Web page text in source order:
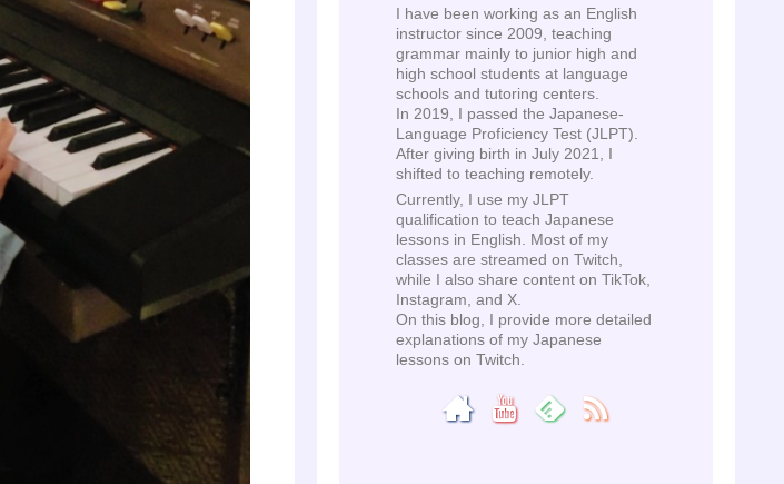
I have been working as an English
instructor since 2009, teaching
grammar mainly to junior high and
high school students at language
schools and tutoring centers.
In 2019, I passed the Japanese-
Language Proficiency Test (JLPT).
After giving birth in July 2021, I
shifted to teaching remotely.
Currently, I use my JLPT
qualification to teach Japanese
lessons in English. Most of my
classes are streamed on Twitch,
while I also share content on TikTok,
Instagram, and X.
On this blog, I provide more detailed
explanations of my Japanese
lessons on Twitch.